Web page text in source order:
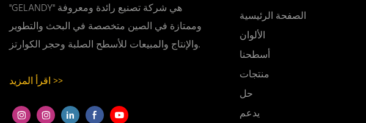
"GELANDY" هي شركة تصنيع رائدة ومعروفة
وممتازة في الصين متخصصة في البحث والتطوير
والإنتاج والمبيعات للأسطح الصلبة وحجر الكوارتز.
اقرأ المزيد >>
الصفحة الرئيسية
الألوان
أسطحنا
منتجات
حل
يدعم